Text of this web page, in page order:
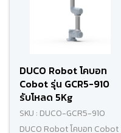
DUCO Robot โคบอท
Cobot รุ่น GCR5-910
รับโหลด 5Kg
SKU : DUCO-GCR5-910
DUCO Robot โคบอท Cobot